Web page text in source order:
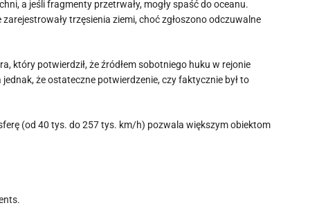
a jeśli fragmenty przetrwały, mogły spaść do oceanu.
trzęsienia ziemi, choć zgłoszono odczuwalne
który potwierdził, że źródłem sobotniego huku w rejonie
że ostateczne potwierdzenie, czy faktycznie był to
(od 40 tys. do 257 tys. km/h) pozwala większym obiektom